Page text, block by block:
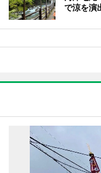
で涼を演